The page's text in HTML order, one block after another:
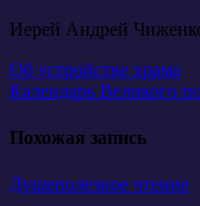
Иерей Андрей
Навигация
по
записям
Об устройстве храма
Календарь Великого
Похожая запись
Душеполезное чтение